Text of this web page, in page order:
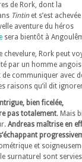
de Rork, dont la
Tintinet s’est achevée
aventure du héros
sera bientôt à
chevelure, Rork peut
par un homme
de communiquer avec
raisons qu’il dit
bien ficelée,
pas totalement. Mais
Andreas maîtrise en
et
surnaturel sont